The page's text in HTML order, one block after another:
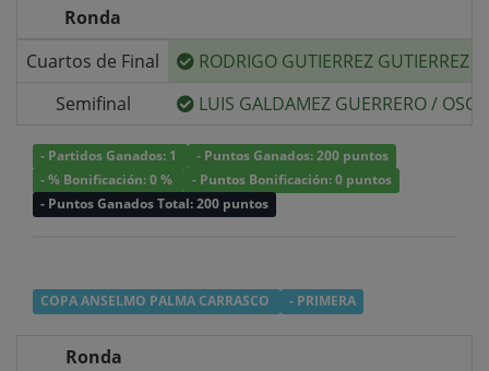
Ronda
Cuartos de Final
RODRIGO GUTIERREZ GUTIERREZ
Semifinal
LUIS GALDAMEZ GUERRERO/
- Partidos Ganados: 1
- Puntos Ganados: 200 puntos
- % Bonificación: 0 %
- Puntos Bonificación: 0 puntos
- Puntos Ganados Total: 200 puntos
COPA ANSELMO PALMA CARRASCO - PRIMERA
Ronda